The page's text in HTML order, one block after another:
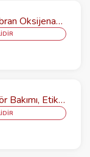
Ekstrakorporeal Membran Oksijenasyonu (ECMO) Kursu-Teorik
e-Kurs: Modül-2: Donör Bakımı, Etik / İletişim ve Nakil Sonrası Bakım